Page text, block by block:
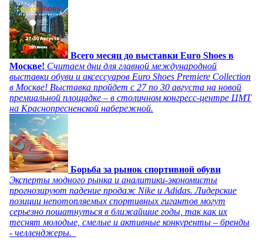
Всего месяц до выставки Euro Shoes в
Москве! Считаем дни для главной международной
выставки обуви и аксессуаров Euro Shoes Premiere Collection
в Москве! Выставка пройдет с 27 по 30 августа на новой
премиальной площадке – в столичном конгресс-центре ЦМТ
на Краснопресненской набережной.
Борьба за рынок спортивной обуви
Эксперты модного рынка и аналитики-экономисты
прогнозируют падение продаж Nike и Adidas. Лидерские
позиции непотопляемых спортивных гигантов могут
серьезно пошатнуться в ближайшие годы, так как их
теснят молодые, смелые и активные конкуренты – бренды
- челленджеры.